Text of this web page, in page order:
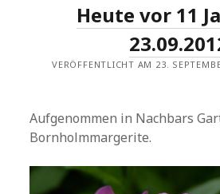
Heute vor 11
VERÖFFENTLICHT AM 23.
Aufgenommen in Nachbars
Bornholmmargerite.